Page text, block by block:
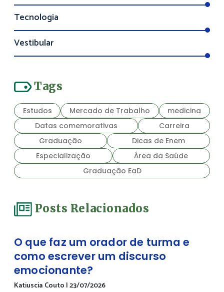
Tecnologia
Vestibular
Tags
Estudos Mercado de Trabalho
medicina
Datas comemorativas
Carreira
Graduação
Dicas de Enem
Especialização
Área da Saúde
Graduação EaD
Posts Relacionados
O que faz um orador de turma e
como escrever um discurso
emocionante?
Katiuscia Couto |23/07/2026